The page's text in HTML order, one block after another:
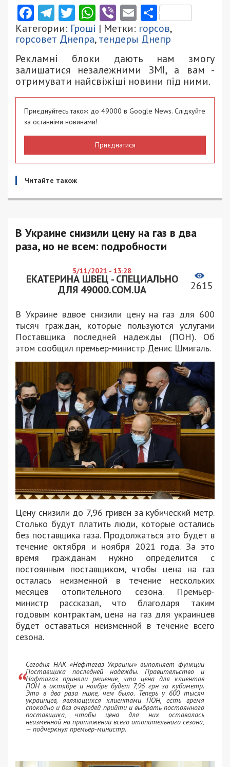
Facebook
Telegram
Twitter
WhatsApp
ViberEmail
Категории: Гроші | Метки: горсов,
горсовет Днепра,тендеры Днепр
Рекламні блоки дають нам змогу
залишатися незалежними ЗМІ, а вам -
отримувати найсвіжіші новини під ними.
Приєднуйтесь також до 49000 в Google News. Слідкуйте
за останніми новинами!
Приєднатися
Читайте також
В Украине снизили цену на газ в два
раза, но не всем: подробности
5/11/2021 - 13:28
ЕКАТЕРИНА ШВЕЦ - СПЕЦИАЛЬНО
ДЛЯ 49000.COM.UA
2615
В Украине вдвое снизили цену на газ для 600
тысяч граждан, которые пользуются услугами
Поставщика последней надежды (ПОН). Об
этом сообщил премьер-министр Денис Шмигаль.
Цену снизили до 7,96 гривен за кубический метр.
Столько будут платить люди, которые остались
без поставщика газа. Продолжаться это будет в
течение октября и ноября 2021 года. За это
время гражданам нужно определится с
постоянным поставщиком, чтобы цена на газ
осталась неизменной в течение нескольких
месяцев отопительного сезона. Премьер-
министр рассказал, что благодаря таким
годовым контрактам, цена на газ для украинцев
будет оставаться неизменной в течение всего
сезона.
Сегодня НАК «Нефтегаз Украины» выполняет функции
Поставщика последней надежды. Правительство и
Нафтогаз приняли решение, что цена для клиентов
ПОН в октябре и ноябре будет 7,96 грн за кубометр.
Это в два раза ниже, чем было. Теперь у 600 тысяч
украинцев, являющихся клиентами ПОН, есть время
спокойно и без очередей прийти и выбрать постоянного
поставщика, чтобы цена для них оставалась
неизменной на протяжении всего отопительного сезона,
— подчеркнул премьер-министр.